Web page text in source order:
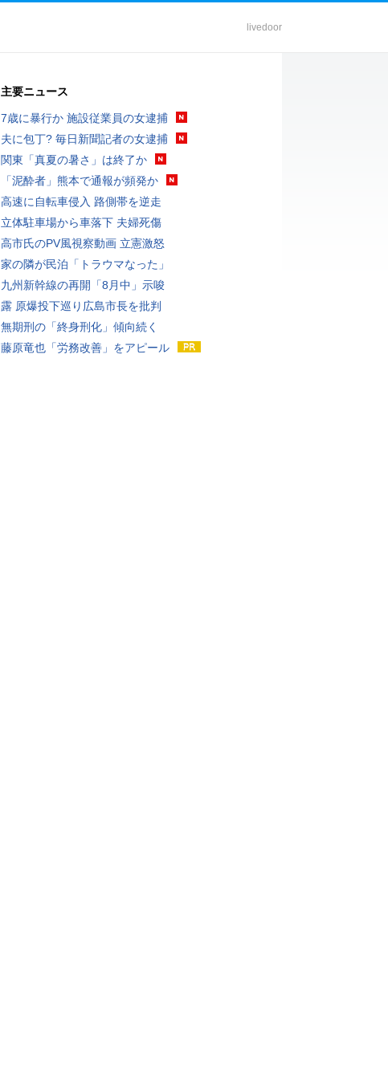
livedoor
主要ニュース
7歳に暴行か 施設従業員の女逮捕
夫に包丁? 毎日新聞記者の女逮捕
関東「真夏の暑さ」は終了か
「泥酔者」熊本で通報が頻発か
高速に自転車侵入 路側帯を逆走
立体駐車場から車落下 夫婦死傷
高市氏のPV風視察動画 立憲激怒
家の隣が民泊「トラウマなった」
九州新幹線の再開「8月中」示唆
露 原爆投下巡り広島市長を批判
無期刑の「終身刑化」傾向続く
藤原竜也「労務改善」をアピール